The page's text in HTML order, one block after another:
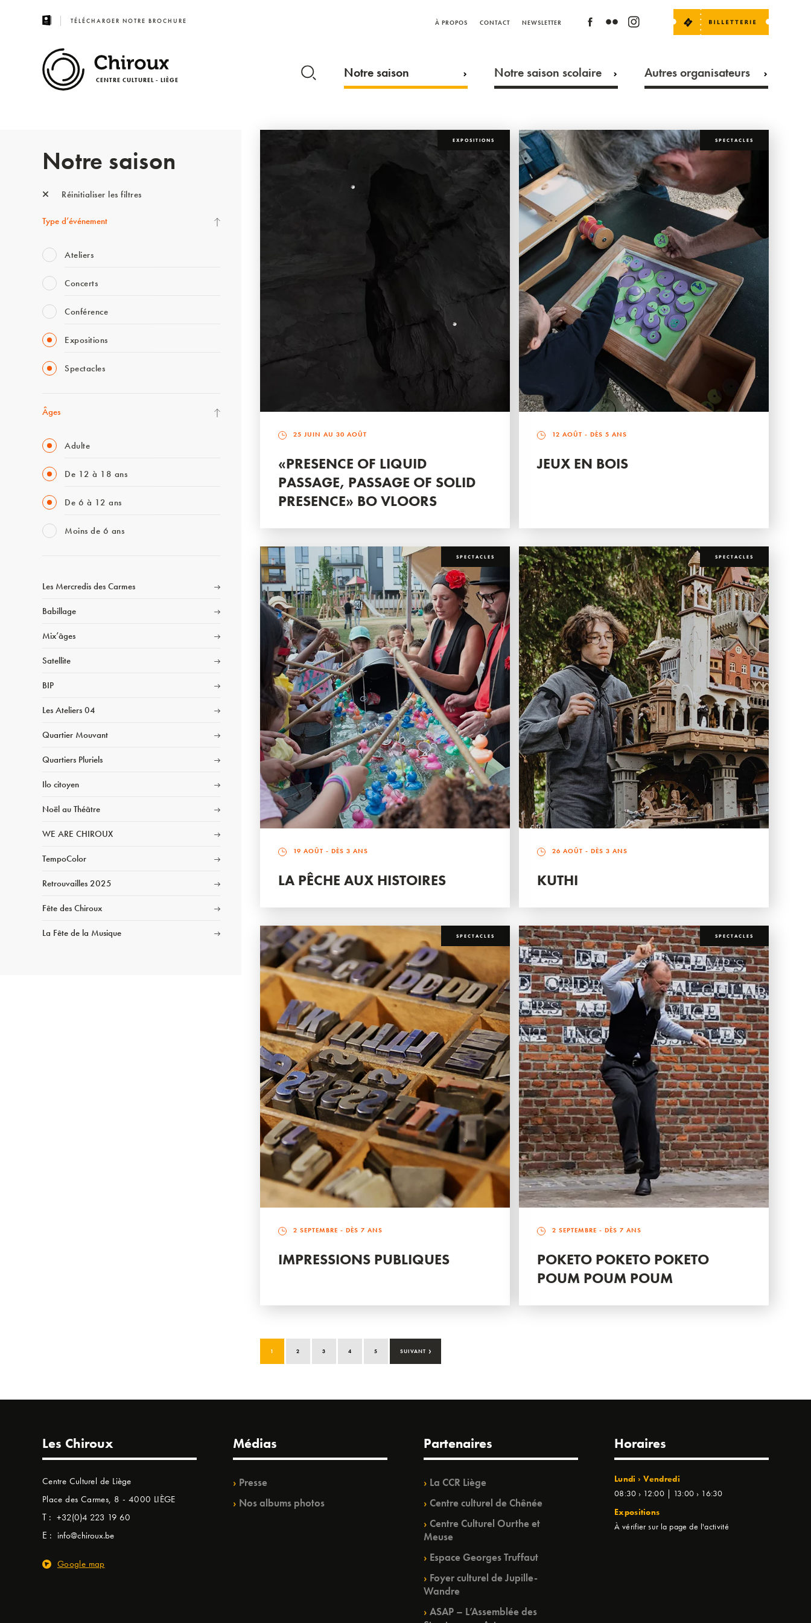
TÉLÉCHARGER NOTRE BROCHURE À PROPOS CONTACT NEWSLETTER
CENTRE CULTUREL - LIÈGE Notre saison Notre saison scolaire Autres organisateurs
Notre saison
Réinitialiser les filtres
Type d’événement
Ateliers
Concerts
Conférence
Expositions
Spectacles
Âges
Adulte
De 12 à 18 ans
De 6 à 12 ans
Moins de 6 ans
Les Mercredis des Carmes
Babillage
Mix’âges
Satellite
BIP
Les Ateliers 04
Quartier Mouvant
Quartiers Pluriels
Ilo citoyen
Noël au Théâtre
WE ARE CHIROUX
TempoColor
Retrouvailles 2025
Fête des Chiroux
La Fête de la Musique
EXPOSITIONS
25 JUIN AU 30 AOÛT
«PRESENCE OF LIQUID
PASSAGE, PASSAGE OF SOLID
PRESENCE» BO VLOORS
SPECTACLES
12 AOÛT - DÈS 5 ANS
JEUX EN BOIS
SPECTACLES
19 AOÛT - DÈS 3 ANS
LA PÊCHE AUX HISTOIRES
SPECTACLES
26 AOÛT - DÈS 3 ANS
KUTHI
SPECTACLES
2 SEPTEMBRE - DÈS 7 ANS
IMPRESSIONS PUBLIQUES
SPECTACLES
2 SEPTEMBRE - DÈS 7 ANS
POKETO POKETO POKETO
POUM POUM POUM
1 2 3 4 5 SUIVANT ›
Les Chiroux
Centre Culturel de Liège
Place des Carmes, 8 - 4000 LIÈGE
T : +32(0)4 223 19 60
E : info@chiroux.be
Google map
Médias
Presse
Nos albums photos
Partenaires
La CCR Liège
Centre culturel de Chênée
Centre Culturel Ourthe et
Meuse
Espace Georges Truffaut
Foyer culturel de Jupille-
Wandre
ASAP – L’Assemblée des
Horaires
Lundi › Vendredi
08:30 › 12:00 | 13:00 › 16:30
Expositions
À vérifier sur la page de l'activité